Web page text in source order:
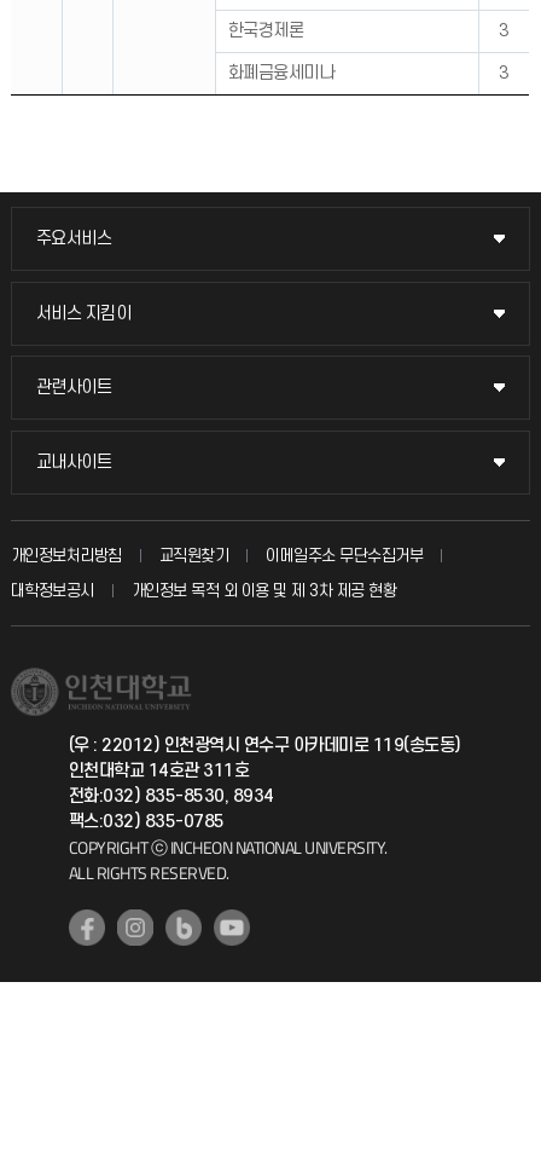
한국경제론 3
화폐금융세미나 3
주요서비스
주요서비스
교무회의방송
입학안내
취업정보(학생)
서비스 지킴이
서비스 지킴이
묻고 답하기
칭찬마당
학생서비스 지킴이
관련사이트
관련사이트
국방헬프콜
총동문회
교내사이트
교내사이트
교수회
교육혁신본부
국제지원과
공자아카데미
기초교육원
개인정보처리방침 교직원찾기
이메일주소 무단수집거부
대학정보공시
개인정보 목적 외 이용 및 제 3차 제공 현황
(우 : 22012) 인천광역시 연수구 아카데미로 119(송도동)
인천대학교 14호관 311호
전화:032) 835-8530, 8934
팩스:032) 835-0785
COPYRIGHT ⓒ INCHEON NATIONAL UNIVERSITY.
ALL RIGHTS RESERVED.